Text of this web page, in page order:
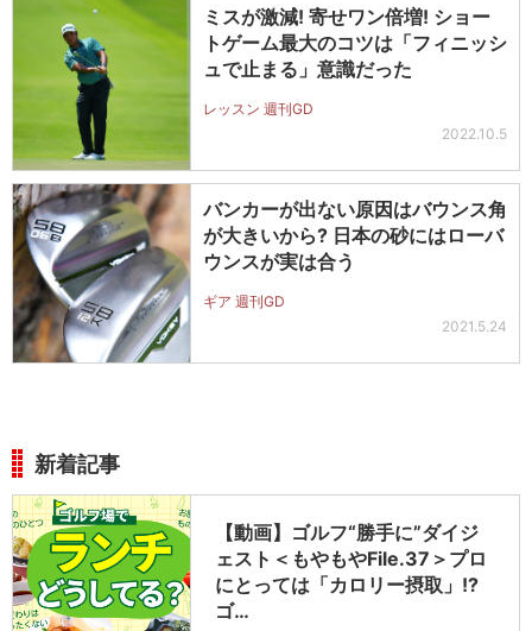
ミスが激減! 寄せワン倍増! ショー
トゲーム最大のコツは「フィニッシ
ュで止まる」意識だった
レッスン 週刊GD
2022.10.5
バンカーが出ない原因はバウンス角
が大きいから? 日本の砂にはローバ
ウンスが実は合う
ギア 週刊GD
2021.5.24
新着記事
【動画】ゴルフ“勝手に”ダイジ
ェスト＜もやもやFile.37＞プロ
にとっては「カロリー摂取」!?
ゴ…